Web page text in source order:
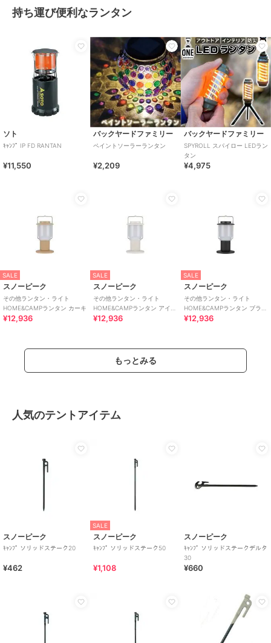
持ち運び便利なランタン
ソト
ｷｬﾝﾌﾟ IP FD RANTAN
¥11,550
バックヤードファミリー
ペイントソーラーランタン
¥2,209
バックヤードファミリー
SPYROLL スパイロー LEDラン
タン
¥4,975
SALE
スノーピーク
その他ランタン・ライト
HOME&CAMPランタン カーキ
¥12,936
SALE
スノーピーク
その他ランタン・ライト
HOME&CAMPランタン アイボ
リー
¥12,936
SALE
スノーピーク
その他ランタン・ライト
HOME&CAMPランタン ブラッ
ク
¥12,936
もっとみる
人気のテントアイテム
スノーピーク
ｷｬﾝﾌﾟ ソリッドステーク20
¥462
SALE
スノーピーク
ｷｬﾝﾌﾟ ソリッドステーク50
¥1,108
スノーピーク
ｷｬﾝﾌﾟ ソリッドステークデルタ
30
¥660